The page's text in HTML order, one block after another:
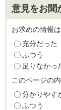
意見をお聞
お求めの情報
充分だった
ふつう
足りなかっ
このページの
分かりやす
ふつう